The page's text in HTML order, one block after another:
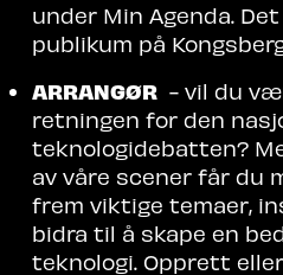
under Min Agenda.
publikum på
ARRANGØR- vil du
retningen for den
teknologidebatten?
av våre scener får du
frem viktige temaer,
bidra til å skape en
teknologi. Opprett